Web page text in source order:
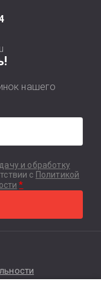
нашего
и обработку
с Политикой
*